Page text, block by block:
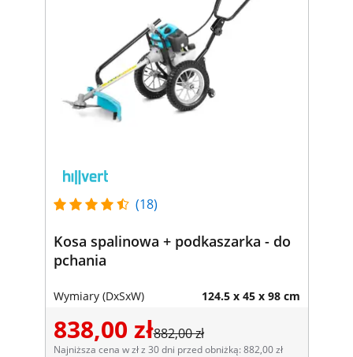
(18)
Kosa spalinowa + podkaszarka - do
pchania
Wymiary (DxSxW) 124.5 x 45 x 98 cm
838,00 zł882,00 zł
Najniższa cena w zł z 30 dni przed obniżką: 882,00 zł